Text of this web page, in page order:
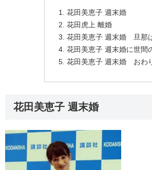
花田美恵子 週末婚
花田虎上 離婚
花田美恵子 週末婚 旦那
花田美恵子 週末婚に世間
花田美恵子 週末婚 おわ
花田美恵子 週末婚